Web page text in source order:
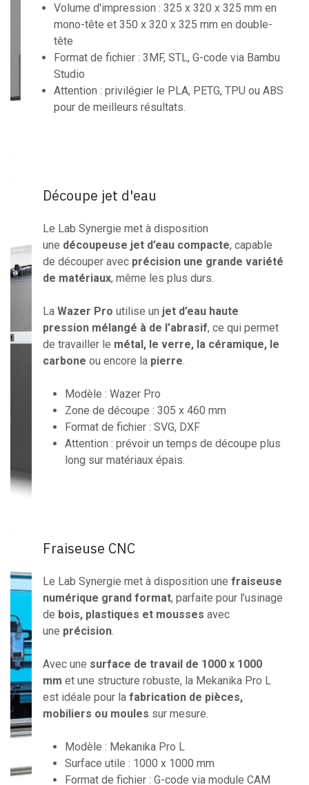
Volume d'impression : 325 x 320 x 325 mm en
mono-tête et 350 x 320 x 325 mm en double-
tête
Format de fichier : 3MF, STL, G-code via Bambu
Studio
Attention : privilégier le PLA, PETG, TPU ou ABS
pour de meilleurs résultats.
Découpe jet d'eau
Le Lab Synergie met à disposition
une découpeuse jet d’eau compacte, capable
de découper avec précision une grande variété
de matériaux, même les plus durs.
LaWazer Pro utilise un jet d’eau haute
pression mélangé à de l’abrasif, ce qui permet
de travailler le métal, le verre, la céramique, le
carbone ou encore la pierre.
Modèle : Wazer Pro
Zone de découpe : 305 x 460 mm
Format de fichier : SVG, DXF
Attention : prévoir un temps de découpe plus
long sur matériaux épais.
Fraiseuse CNC
Le Lab Synergie met à disposition unefraiseuse
numérique grand format, parfaite pour l’usinage
de bois, plastiques et mousses avec
une précision.
Avec une surface de travail de 1000 x 1000
mm et une structure robuste, la Mekanika Pro L
est idéale pour lafabrication de pièces,
mobiliers ou moules sur mesure.
Modèle : Mekanika Pro L
Surface utile : 1000 x 1000 mm
Format de fichier : G-code via module CAM